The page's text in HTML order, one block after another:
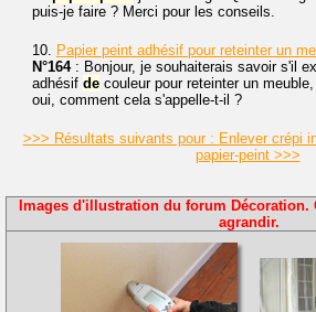
puis-je faire ? Merci pour les conseils.
10. Papier peint adhésif pour reteinter un
N°164: Bonjour, je souhaiterais savoir s'il
adhésif de couleur pour reteinter un
oui, comment cela s'appelle-t-il ?
>>> Résultats suivants pour : Enlever crépi
papier-peint >>>
Images d'illustration du forum
agrandir.